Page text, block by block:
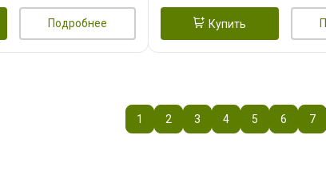
Подробнее Купить
1 2 3 4 5 6 7